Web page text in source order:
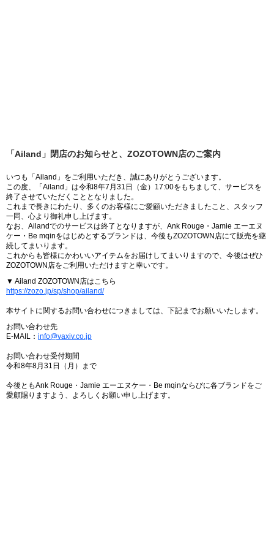
「Ailand」閉店のお知らせと、ZOZOTOWN店のご案内
いつも「Ailand」をご利用いただき、誠にありがとうございます。
この度、「Ailand」は令和8年7月31日（金）17:00をもちまして、サービスを
終了させていただくこととなりました。
これまで長きにわたり、多くのお客様にご愛顧いただきましたこと、スタッフ
一同、心より御礼申し上げます。
なお、Ailandでのサービスは終了となりますが、Ank Rouge・Jamie エーエヌ
ケー・Be mqinをはじめとするブランドは、今後もZOZOTOWN店にて販売を継
続してまいります。
これからも皆様にかわいいアイテムをお届けしてまいりますので、今後はぜひ
ZOZOTOWN店をご利用いただけますと幸いです。
▼ Ailand ZOZOTOWN店はこちら
https://zozo.jp/sp/shop/ailand/
本サイトに関するお問い合わせにつきましては、下記までお願いいたします。
お問い合わせ先
E-MAIL： info@vaxiv.co.jp
お問い合わせ受付期間
令和8年8月31日（月）まで
今後ともAnk Rouge・Jamie エーエヌケー・Be mqinならびに各ブランドをご
愛顧賜りますよう、よろしくお願い申し上げます。